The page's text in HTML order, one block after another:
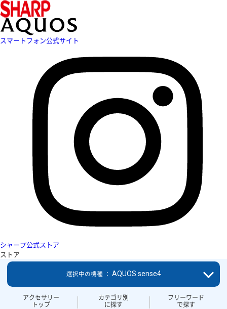
スマートフォン公式サイト
シャープ公式ストア
ストア
アクセサリー
トップ
カテゴリ別
に探す
フリーワード
で探す
選択中の機種 ： AQUOS sense4